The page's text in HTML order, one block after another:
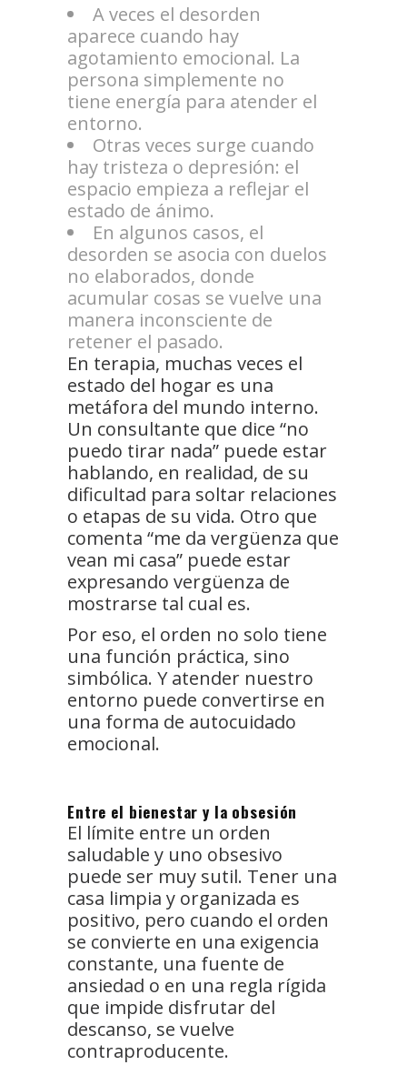
A veces el desorden
aparece cuando hay
agotamiento emocional. La
persona simplemente no
tiene energía para atender el
entorno.
Otras veces surge cuando
hay tristeza o depresión: el
espacio empieza a reflejar el
estado de ánimo.
En algunos casos, el
desorden se asocia con duelos
no elaborados, donde
acumular cosas se vuelve una
manera inconsciente de
retener el pasado.
En terapia, muchas veces el
estado del hogar es una
metáfora del mundo interno.
Un consultante que dice “no
puedo tirar nada” puede estar
hablando, en realidad, de su
dificultad para soltar relaciones
o etapas de su vida. Otro que
comenta “me da vergüenza que
vean mi casa” puede estar
expresando vergüenza de
mostrarse tal cual es.
Por eso, el orden no solo tiene
una función práctica, sino
simbólica. Y atender nuestro
entorno puede convertirse en
una forma de autocuidado
emocional.
Entre el bienestar y la obsesión
El límite entre un orden
saludable y uno obsesivo
puede ser muy sutil. Tener una
casa limpia y organizada es
positivo, pero cuando el orden
se convierte en una exigencia
constante, una fuente de
ansiedad o en una regla rígida
que impide disfrutar del
descanso, se vuelve
contraproducente.